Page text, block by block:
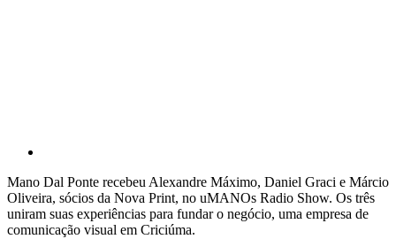
Mano Dal Ponte recebeu Alexandre Máximo, Daniel Graci e Márcio
Oliveira, sócios da Nova Print, no uMANOs Radio Show. Os três
uniram suas experiências para fundar o negócio, uma empresa de
comunicação visual em Criciúma.